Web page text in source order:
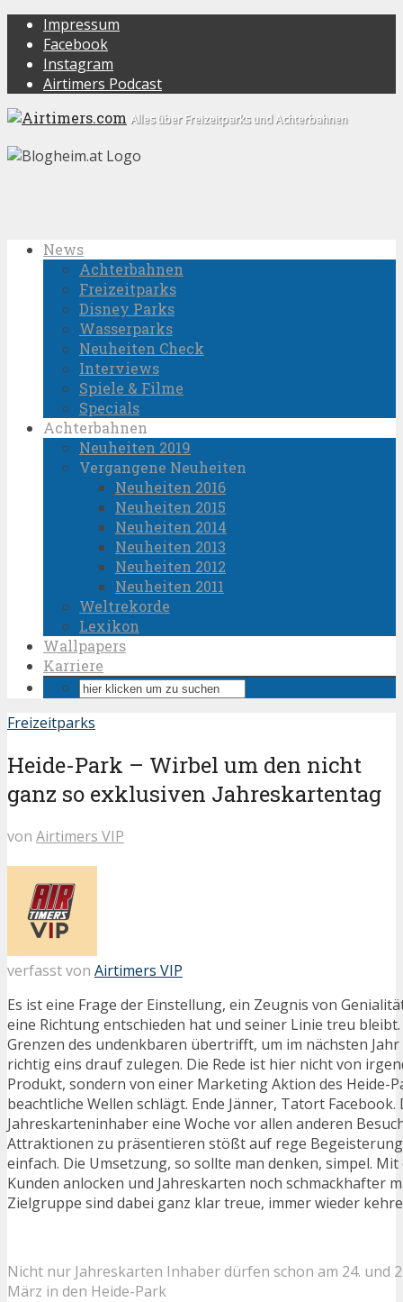
Impressum
Facebook
Instagram
Airtimers Podcast
Alles über Freizeitparks und Achterbahnen
News
Achterbahnen
Freizeitparks
Disney Parks
Wasserparks
Neuheiten Check
Interviews
Spiele & Filme
Specials
Achterbahnen
Neuheiten 2019
Vergangene Neuheiten
Neuheiten 2016
Neuheiten 2015
Neuheiten 2014
Neuheiten 2013
Neuheiten 2012
Neuheiten 2011
Weltrekorde
Lexikon
Wallpapers
Karriere
Freizeitparks
Heide-Park – Wirbel um den nicht
ganz so exklusiven Jahreskartentag
von Airtimers VIP
verfasst von Airtimers VIP
Es ist eine Frage der Einstellung, ein Zeugnis von
eine Richtung entschieden hat und seiner Linie treu
Grenzen des undenkbaren übertrifft, um im nächsten
richtig eins drauf zulegen. Die Rede ist hier nicht von
Produkt, sondern von einer Marketing Aktion des Heide-
beachtliche Wellen schlägt. Ende Jänner, Tatort
Jahreskarteninhaber eine Woche vor allen anderen
Attraktionen zu präsentieren stößt auf rege
einfach. Die Umsetzung, so sollte man denken, simpel.
Kunden anlocken und Jahreskarten noch schmackhafter
Zielgruppe sind dabei ganz klar treue, immer wieder
Nicht nur Jahreskarten Inhaber dürfen schon am 24. und
März in den Heide-Park